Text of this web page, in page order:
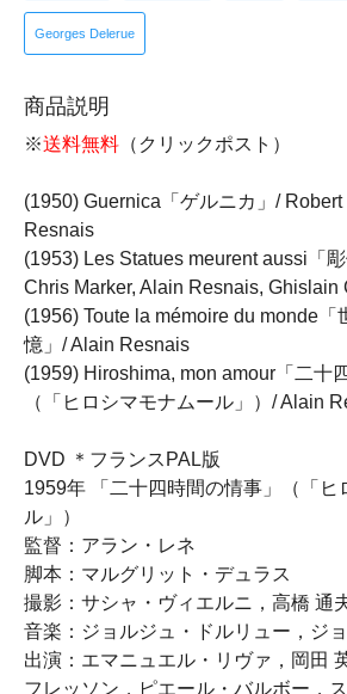
Georges Delerue
商品説明
※送料無料 （クリックポスト）
(1950) Guernica「ゲルニカ」/
Resnais
(1953) Les Statues meurent aussi「
Chris Marker, Alain Resnais, Ghislain
(1956) Toute la mémoire du monde「
憶」/ Alain Resnais
(1959) Hiroshima, mon amour「二十
（「ヒロシマモナムール」）/ Alain
DVD ＊フランスPAL版
1959年 「二十四時間の情事」（「ヒ
ル」）
監督：アラン・レネ
脚本：マルグリット・デュラス
撮影：サシャ・ヴィエルニ，高橋 通
音楽：ジョルジュ・ドルリュー，ジ
出演：エマニュエル・リヴァ，岡田
フレッソン，ピエール・バルボー，